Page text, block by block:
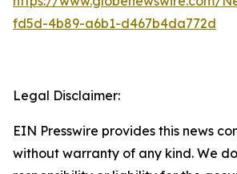
fd5d-4b89-a6b1-d467b4da772d
Legal Disclaimer:
EIN Presswire provides this news
without warranty of any kind. We